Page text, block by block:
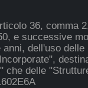
36, comma
e successive
dell'uso
che delle